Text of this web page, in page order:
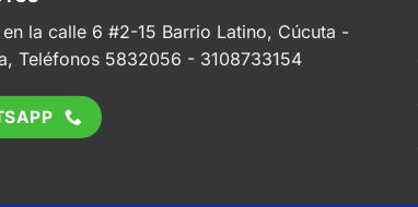
en la calle 6 #2-15 Barrio Latino, Cúcuta -
Teléfonos 5832056 - 3108733154